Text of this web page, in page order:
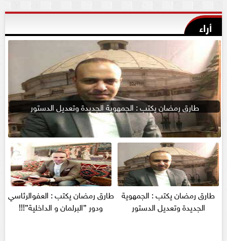
أراء
طارق رمضان يكتب : الجمهوية الجديدة وتعديل الدستور
طارق رمضان يكتب : الجمهوية
الجديدة وتعديل الدستور
طارق رمضان يكتب : العفوالرئاسي
ودور ”البرلمان و الداخلية”!!!